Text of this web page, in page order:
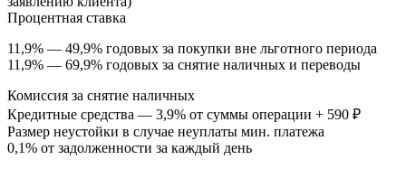
Процентная ставка
11,9% — 49,9% годовых за покупки вне льготного периода
11,9% — 69,9% годовых за снятие наличных и переводы
Комиссия за снятие наличных
Кредитные средства — 3,9% от суммы операции + 590 ₽
Размер неустойки в случае неуплаты мин. платежа
0,1% от задолженности за каждый день